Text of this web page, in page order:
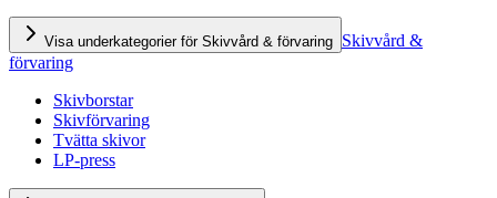
Visa underkategorier för Skivvård & förvaring Skivvård &
förvaring
Skivborstar
Skivförvaring
Tvätta skivor
LP-press